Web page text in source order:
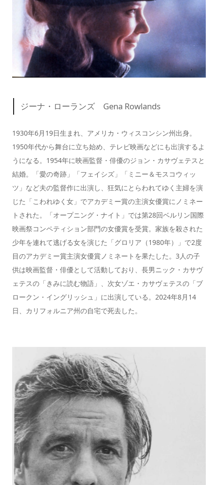
ジーナ・ローランズ Gena Rowlands
1930年6月19日生まれ、アメリカ・ウィスコンシン州出身。
1950年代から舞台に立ち始め、テレビ映画などにも出演するよ
うになる。1954年に映画監督・俳優のジョン・カサヴェテスと
結婚。「愛の奇跡」「フェイシズ」「ミニー＆モスコウィッ
ツ」など夫の監督作に出演し、狂気にとらわれてゆく主婦を演
じた「こわれゆく女」でアカデミー賞の主演女優賞にノミネー
トされた。「オープニング・ナイト」では第28回ベルリン国際
映画祭コンペティション部門の女優賞を受賞。家族を殺された
少年を連れて逃げる女を演じた「グロリア（1980年）」で2度
目のアカデミー賞主演女優賞ノミネートを果たした。3人の子
供は映画監督・俳優として活動しており、長男ニック・カサヴ
ェテスの「きみに読む物語」、次女ゾエ・カサヴェテスの「ブ
ロークン・イングリッシュ」に出演している。2024年8月14
日、カリフォルニア州の自宅で死去した。